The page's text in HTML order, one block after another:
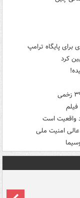
برای پایگاه ترامپ
کرد
واقعیت است
امنیت‌ ملی